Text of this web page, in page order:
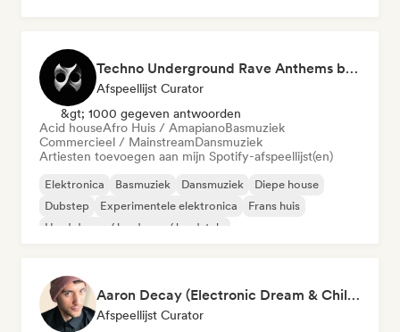
Techno Underground Rave Anthems by Orphium
Afspeellijst Curator
&gt; 1000 gegeven antwoorden
Acid houseAfro Huis / AmapianoBasmuziek
Commercieel / MainstreamDansmuziek
Artiesten toevoegen aan mijn Spotify-afspeellijst(en)
Elektronica Basmuziek Dansmuziek
Diepe house
Dubstep
Experimentele elektronica
Frans huis
Hard dance / hardcore / hardstyle
Aaron Decay (Electronic Dream & Chill Electronic Dream playlists)
Afspeellijst Curator